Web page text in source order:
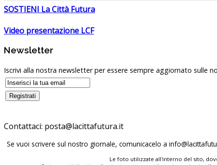
SOSTIENI La Città Futura
Video presentazione LCF
Newsletter
Iscrivi alla nostra newsletter per essere sempre aggiornato sulle
Contattaci: posta@lacittafutura.it
Se vuoi scrivere sul nostro giornale, comunicacelo a
Le foto utilizzate all'interno del sito,